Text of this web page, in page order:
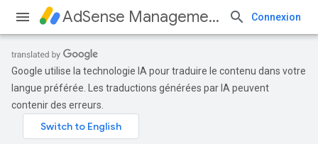
AdSense Management API Connexion
Google utilise la technologie IA pour traduire le contenu dans votre
langue préférée. Les traductions générées par IA peuvent
contenir des erreurs.